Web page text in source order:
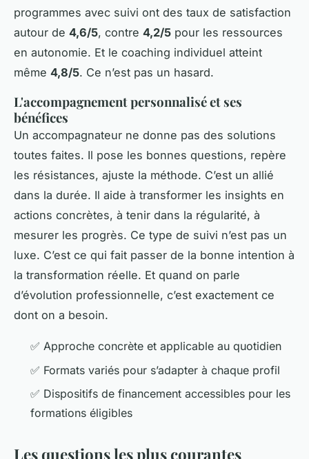
programmes avec suivi ont des taux de satisfaction
autour de 4,6/5, contre 4,2/5 pour les ressources
en autonomie. Et le coaching individuel atteint
même 4,8/5. Ce n’est pas un hasard.
L'accompagnement personnalisé et ses
bénéfices
Un accompagnateur ne donne pas des solutions
toutes faites. Il pose les bonnes questions, repère
les résistances, ajuste la méthode. C’est un allié
dans la durée. Il aide à transformer les insights en
actions concrètes, à tenir dans la régularité, à
mesurer les progrès. Ce type de suivi n’est pas un
luxe. C’est ce qui fait passer de la bonne intention à
la transformation réelle. Et quand on parle
d’évolution professionnelle, c’est exactement ce
dont on a besoin.
✅ Approche concrète et applicable au quotidien
✅ Formats variés pour s’adapter à chaque profil
✅ Dispositifs de financement accessibles pour les
formations éligibles
Les questions les plus courantes